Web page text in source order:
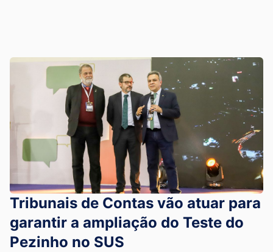
Tribunais de Contas vão atuar para
garantir a ampliação do Teste do
Pezinho no SUS